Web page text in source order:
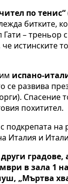
по тенис“
битките,
– треньор
испано-
развива
похитител.
Италия и
в зала 1
„Мъртва